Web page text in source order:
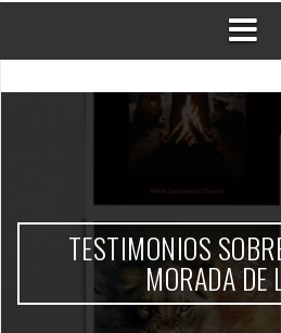
TESTIMONIOS
MORADA DE